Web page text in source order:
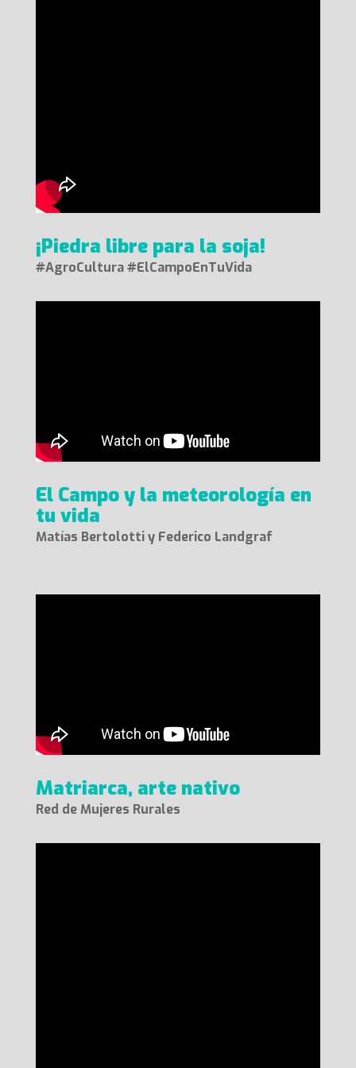
¡Piedra libre para la soja!
#AgroCultura #ElCampoEnTuVida
El Campo y la meteorología en
tu vida
Matías Bertolotti y Federico Landgraf
Matriarca, arte nativo
Red de Mujeres Rurales